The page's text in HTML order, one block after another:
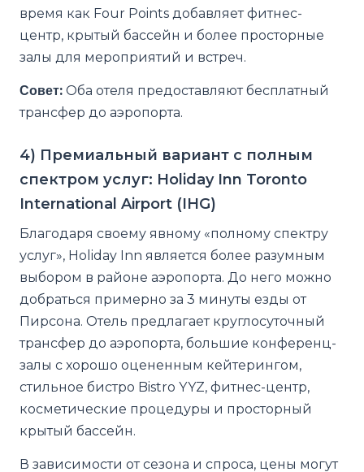
время как Four Points добавляет фитнес-
центр, крытый бассейн и более просторные
залы для мероприятий и встреч.
Совет: Оба отеля предоставляют бесплатный
трансфер до аэропорта.
4) Премиальный вариант с полным
спектром услуг: Holiday Inn Toronto
International Airport (IHG)
Благодаря своему явному «полному спектру
услуг», Holiday Inn является более разумным
выбором в районе аэропорта. До него можно
добраться примерно за 3 минуты езды от
Пирсона. Отель предлагает круглосуточный
трансфер до аэропорта, большие конференц-
залы с хорошо оцененным кейтерингом,
стильное бистро Bistro YYZ, фитнес-центр,
косметические процедуры и просторный
крытый бассейн.
В зависимости от сезона и спроса, цены могут